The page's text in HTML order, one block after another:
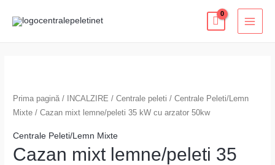
Prima pagină / INCALZIRE /Centrale peleti /Centrale Peleti/Lemn
Mixte / Cazan mixt lemne/peleti 35 kW cu arzator 50kw
Centrale Peleti/Lemn Mixte
Cazan mixt lemne/peleti 35